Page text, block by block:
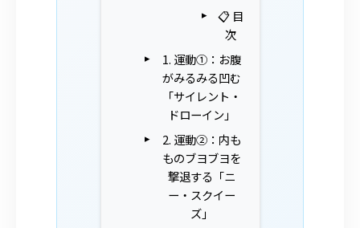
📋 目
次
1. 運動①：お腹
がみるみる凹む
「サイレント・
ドローイン」
2. 運動②：内も
ものブヨブヨを
撃退する「ニ
ー・スクイー
ズ」